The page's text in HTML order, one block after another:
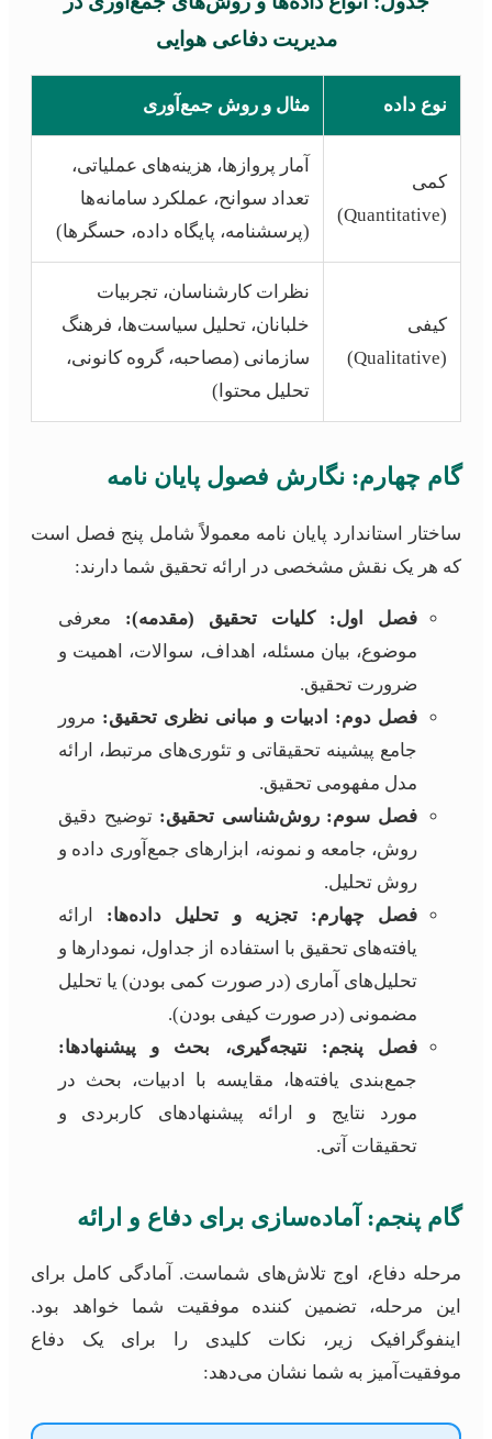
مدیریت دفاعی هوایی
نوع داده مثال و روش جمع‌آوری
کمی
(Quantitative)
آمار پروازها، هزینه‌های عملیاتی،
تعداد سوانح، عملکرد سامانه‌ها
(پرسشنامه، پایگاه داده، حسگرها)
کیفی
(Qualitative)
نظرات کارشناسان، تجربیات
خلبانان، تحلیل سیاست‌ها، فرهنگ
سازمانی (مصاحبه، گروه کانونی،
تحلیل محتوا)
گام چهارم: نگارش فصول پایان نامه
ساختار استاندارد پایان نامه معمولاً شامل پنج فصل است
که هر یک نقش مشخصی در ارائه تحقیق شما دارند:
فصل اول: کلیات تحقیق (مقدمه): معرفی
موضوع، بیان مسئله، اهداف، سوالات، اهمیت و
ضرورت تحقیق.
فصل دوم: ادبیات و مبانی نظری تحقیق: مرور
جامع پیشینه تحقیقاتی و تئوری‌های مرتبط، ارائه
مدل مفهومی تحقیق.
فصل سوم: روش‌شناسی تحقیق: توضیح دقیق
روش، جامعه و نمونه، ابزارهای جمع‌آوری داده و
روش تحلیل.
فصل چهارم: تجزیه و تحلیل داده‌ها: ارائه
یافته‌های تحقیق با استفاده از جداول، نمودارها و
تحلیل‌های آماری (در صورت کمی بودن) یا تحلیل
مضمونی (در صورت کیفی بودن).
فصل پنجم: نتیجه‌گیری، بحث و پیشنهادها:
جمع‌بندی یافته‌ها، مقایسه با ادبیات، بحث در
مورد نتایج و ارائه پیشنهادهای کاربردی و
تحقیقات آتی.
گام پنجم: آماده‌سازی برای دفاع و ارائه
مرحله دفاع، اوج تلاش‌های شماست. آمادگی کامل برای
این مرحله، تضمین کننده موفقیت شما خواهد بود.
اینفوگرافیک زیر، نکات کلیدی را برای یک دفاع
موفقیت‌آمیز به شما نشان می‌دهد: